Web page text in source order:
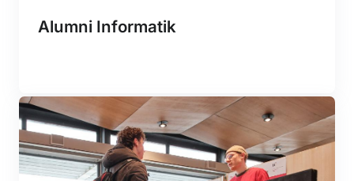
Alumni Informatik